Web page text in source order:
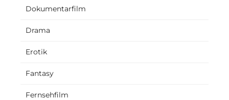
Dokumentarfilm
Drama
Erotik
Fantasy
Fernsehfilm